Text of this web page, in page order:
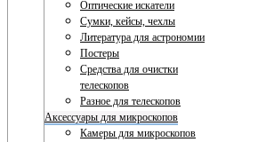
Оптические искатели
Сумки, кейсы, чехлы
Литература для астрономии
Постеры
Средства для очистки
телескопов
Разное для телескопов
Аксессуары для микроскопов
Камеры для микроскопов